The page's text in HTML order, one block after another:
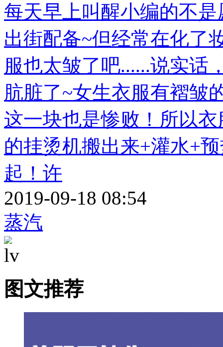
每天早上叫醒小编的不
出街配备~但经常在化了
服也太皱了吧......说实话
肮脏了~女生衣服有褶皱
这一块也是惨败！所以
的挂烫机搬出来+灌水+
起！许
2019-09-18 08:54
蒸汽
图文推荐